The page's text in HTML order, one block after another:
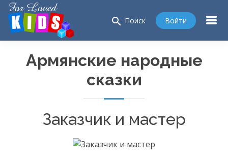
search Поиск Войти
Армянские народные
сказки
Заказчик и мастер